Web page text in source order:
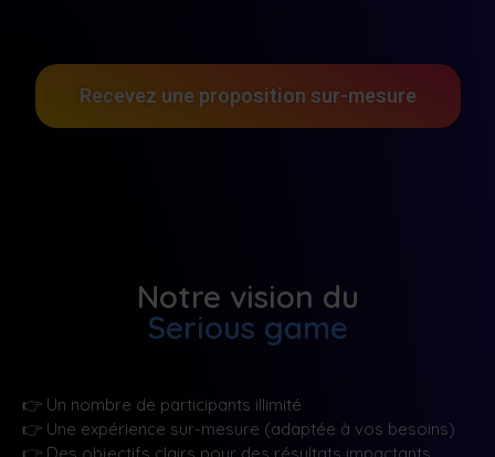
Recevez une proposition sur-mesure
Notre vision du
Serious game
👉 Un nombre de participants illimité
👉 Une expérience sur-mesure (adaptée à vos besoins)